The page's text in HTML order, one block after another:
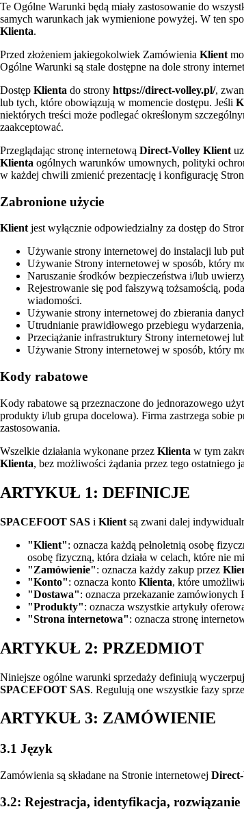
Te Ogólne Warunki będą miały zastosowanie do
samych warunkach jak wymienione powyżej. W ten
Klienta.
Przed złożeniem jakiegokolwiek Zamówienia Klient
Ogólne Warunki są stale dostępne na dole strony
Dostęp Klienta do strony https://direct-volley.pl/,
lub tych, które obowiązują w momencie dostępu. Jeśli
niektórych treści może podlegać określonym
zaakceptować.
Przeglądając stronę internetową Direct-Volley Klient
Klienta ogólnych warunków umownych, polityki
w każdej chwili zmienić prezentację i konfigurację
Zabronione użycie
Klientjest wyłącznie odpowiedzialny za dostęp do
Używanie strony internetowej do instalacji lub
Używanie Strony internetowej w sposób, który
Naruszanie środków bezpieczeństwa i/lub
Rejestrowanie się pod fałszywą tożsamością,
wiadomości.
Używanie strony internetowej do zbierania
Utrudnianie prawidłowego przebiegu
Przeciążanie infrastruktury Strony internetowej
Używanie Strony internetowej w sposób, który
Kody rabatowe
Kody rabatowe są przeznaczone do jednorazowego
produkty i/lub grupa docelowa). Firma zastrzega sobie
zastosowania.
Wszelkie działania wykonane przez Klienta w tym
Klienta, bez możliwości żądania przez tego ostatniego
ARTYKUŁ 1: DEFINICJE
SPACEFOOT SAS i Klient są zwani dalej
"Klient": oznacza każdą pełnoletnią osobę
osobę fizyczną, która działa w celach, które nie
"Zamówienie": oznacza każdy zakup przez
"Konto": oznacza konto Klienta, które
"Dostawa": oznacza przekazanie zamówionych
"Produkty": oznacza wszystkie artykuły
"Strona internetowa": oznacza stronę
ARTYKUŁ 2: PRZEDMIOT
Niniejsze ogólne warunki sprzedaży definiują
SPACEFOOT SAS. Regulują one wszystkie fazy
ARTYKUŁ 3: ZAMÓWIENIE
3.1 Język
Zamówienia są składane na Stronie internetowej
3.2: Rejestracja, identyfikacja, rozwiązanie